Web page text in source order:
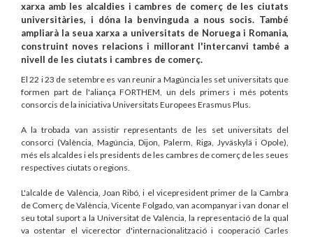
xarxa amb les alcaldies i cambres de comerç de les ciutats
universitàries, i dóna la benvinguda a nous socis. També
ampliarà la seua xarxa a universitats de Noruega i Romania,
construint noves relacions i millorant l'intercanvi també a
nivell de les ciutats i cambres de comerç.
El 22 i 23 de setembre es van reunir a Magúncia les set universitats que
formen part de l'aliança FORTHEM, un dels primers i més potents
consorcis de la iniciativa Universitats Europees Erasmus Plus.
A la trobada van assistir representants de les set universitats del
consorci (València, Magúncia, Dijon, Palerm, Riga, Jyväskylä i Opole),
més els alcaldes i els presidents de les cambres de comerç de les seues
respectives ciutats o regions.
L'alcalde de València, Joan Ribó, i el vicepresident primer de la Cambra
de Comerç de València, Vicente Folgado, van acompanyar i van donar el
seu total suport a la Universitat de València, la representació de la qual
va ostentar el vicerector d'internacionalització i cooperació Carles